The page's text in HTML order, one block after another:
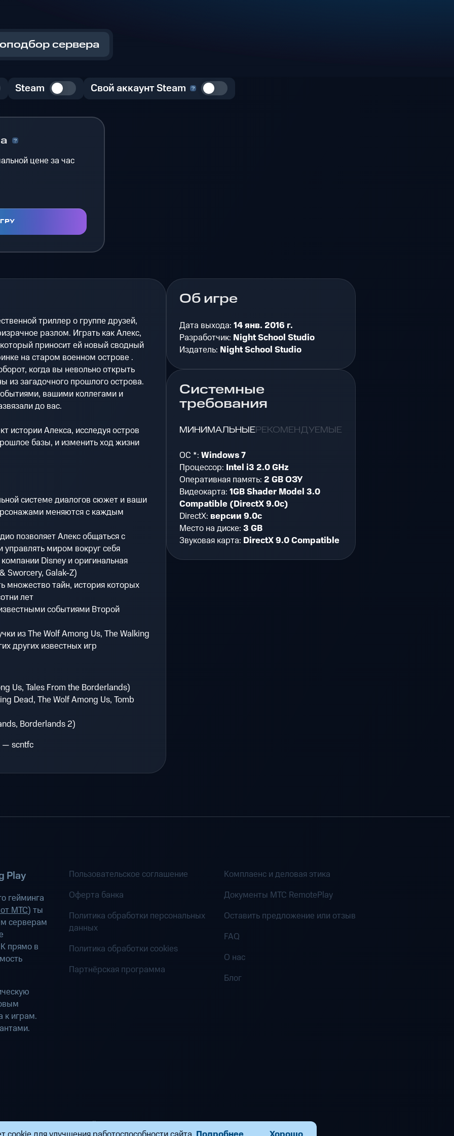
сервера
Steam Свой аккаунт Steam
цене за час
триллер о группе друзей,
разлом. Играть как Алекс,
приносит ей новый сводный
на старом военном острове .
когда вы невольно открыть
из загадочного прошлого острова.
вашими коллегами и
до вас.
истории Алекса, исследуя остров
базы, и изменить ход жизни
системе диалогов сюжет и ваши
меняются с каждым
позволяет Алекс общаться с
миром вокруг себя
Disney и оригинальная
Sworcery, Galak-Z)
множество тайн, история которых
лет
событиями Второй
из The Wolf Among Us, The Walking
других известных игр
Us, Tales From the Borderlands)
Dead, The Wolf Among Us, Tomb
Borderlands 2)
— scntfc
Об игре
Дата выхода:14 янв. 2016 г.
Разработчик: Night School Studio
Издатель: Night School Studio
Системные
требования
МИНИМАЛЬНЫЕРЕКОМЕНДУЕМЫЕ
ОС *:Windows 7
Процессор: Intel i3 2.0 GHz
Оперативная память:2 GB ОЗУ
Видеокарта:1GB Shader Model 3.0
Compatible (DirectX 9.0c)
DirectX: версии 9.0c
Место на диске:3 GB
Звуковая карта: DirectX 9.0 Compatible
Play
гейминга
МТС) ты
серверам
прямо в
к играм.
Пользовательское соглашение
Оферта банка
Политика обработки персональных
данных
Политика обработки cookies
Партнёрская программа
Комплаенс и деловая этика
Документы MTC RemotePlay
Оставить предложение или отзыв
FAQ
О нас
Блог
вычислений». Все права защищены